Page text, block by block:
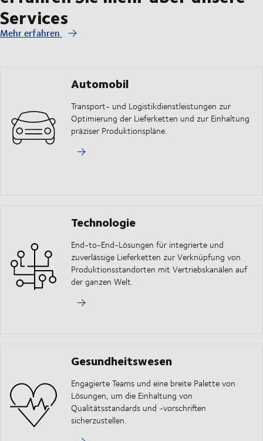
Services
Mehr erfahren
Automobil
Transport- und Logistikdienstleistungen zur
Optimierung der Lieferketten und zur Einhaltung
präziser Produktionspläne.
Technologie
End-to-End-Lösungen für integrierte und
zuverlässige Lieferketten zur Verknüpfung von
Produktionsstandorten mit Vertriebskanälen auf
der ganzen Welt.
Gesundheitswesen
Engagierte Teams und eine breite Palette von
Lösungen, um die Einhaltung von
Qualitätsstandards und -vorschriften
sicherzustellen.